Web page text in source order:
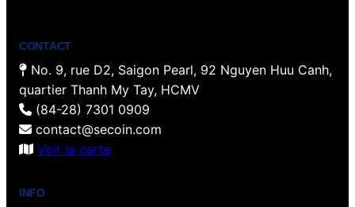
CONTACT
No. 9, rue D2, Saigon Pearl, 92 Nguyen Huu Canh,
quartier Thanh My Tay, HCMV
(84-28) 7301 0909
contact@secoin.com
Voir la carte
INFO